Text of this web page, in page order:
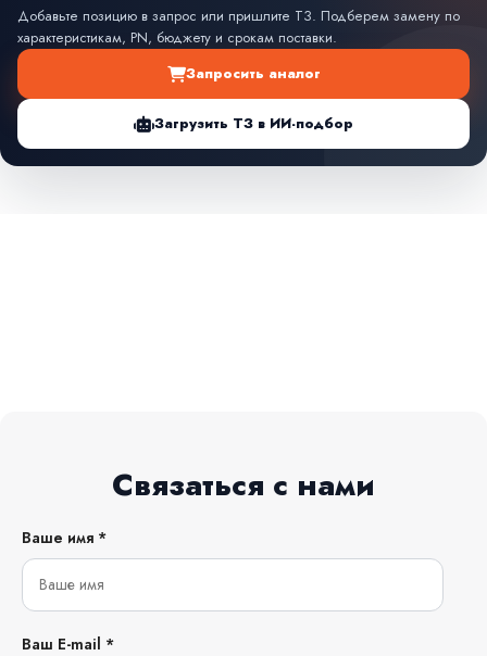
Добавьте позицию в запрос или пришлите ТЗ. Подберем замену по
характеристикам, PN, бюджету и срокам поставки.
Запросить аналог
Загрузить ТЗ в ИИ-подбор
Связаться с нами
Ваше имя *
Ваш E-mail *